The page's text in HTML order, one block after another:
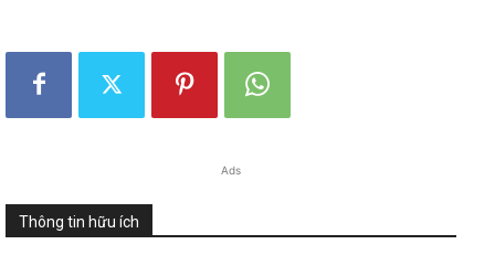
Ads
Thông tin hữu ích